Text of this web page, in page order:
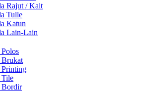
Rajut / Kait
Tulle
Katun
Lain-Lain